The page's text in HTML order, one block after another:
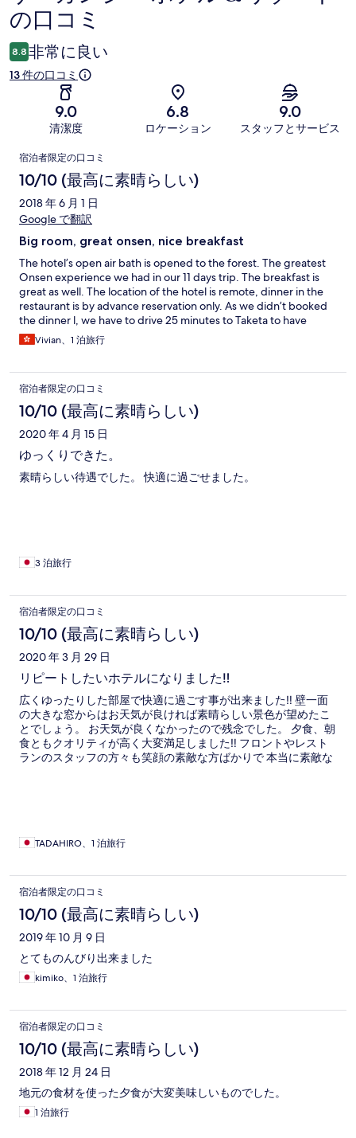
コ
ミ
の口コミ
8.8 非常に良い
13 件の口コミ
9.0
清潔度
6.8
ロケーション
9.0
スタッフとサービス
口
コ
ミ
宿泊者限定の口コミ
10/10 (最高に素晴らしい)
2018 年 6 月 1 日
Google で翻訳
Big room, great onsen, nice breakfast
The hotel’s open air bath is opened to the forest. The greatest
Onsen experience we had in our 11 days trip. The breakfast is
great as well. The location of the hotel is remote, dinner in the
restaurant is by advance reservation only. As we didn’t booked
the dinner l, we have to drive 25 minutes to Taketa to have
dinner.Vivian、1 泊旅行
宿泊者限定の口コミ
10/10 (最高に素晴らしい)
2020 年 4 月 15 日
ゆっくりできた。
素晴らしい待遇でした。 快適に過ごせました。
3 泊旅行
宿泊者限定の口コミ
10/10 (最高に素晴らしい)
2020 年 3 月 29 日
リピートしたいホテルになりました‼️
広くゆったりした部屋で快適に過ごす事が出来ました‼️ 壁一面
の大きな窓からはお天気が良ければ素晴らしい景色が望めたこ
とでしょう。 お天気が良くなかったので残念でした。 夕食、朝
食ともクオリティが高く大変満足しました‼️ フロントやレスト
ランのスタッフの方々も笑顔の素敵な方ばかりで 本当に素敵な
TADAHIRO、1 泊旅行
宿泊者限定の口コミ
10/10 (最高に素晴らしい)
2019 年 10 月 9 日
とてものんびり出来ました
kimiko、1 泊旅行
宿泊者限定の口コミ
10/10 (最高に素晴らしい)
2018 年 12 月 24 日
地元の食材を使った夕食が大変美味しいものでした。
1 泊旅行